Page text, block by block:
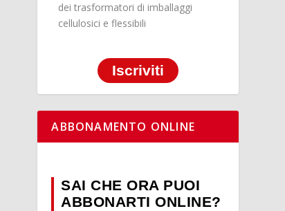
dei trasformatori di imballaggi
cellulosici e flessibili
Iscriviti
ABBONAMENTO ONLINE
SAI CHE ORA PUOI
ABBONARTI ONLINE?